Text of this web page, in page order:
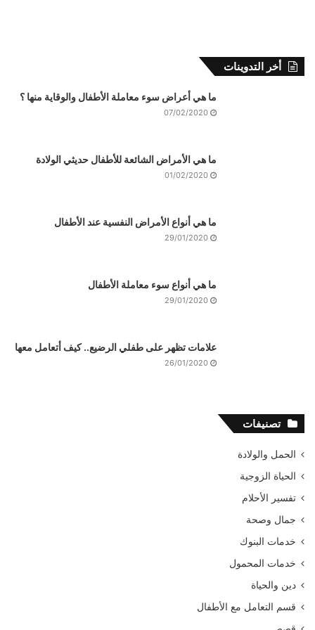
أخر التدوينات
ما هي أعراض سوء معاملة الأطفال والوقاية منها ؟
07/02/2020
ما هي الأمراض الشائعة للأطفال حديثي الولادة
01/02/2020
ما هي أنواع الأمراض النفسية عند الأطفال
29/01/2020
ما هي أنواع سوء معاملة الأطفال
29/01/2020
علامات تظهر على طفلي الرضيع.. كيف أتعامل معها
26/01/2020
تصنيفات
الحمل والولادة
الحياة الزوجية
تفسير الأحلام
جمال وصحة
خدمات البنوك
خدمات المحمول
دين والحياة
قسم التعامل مع الأطفال